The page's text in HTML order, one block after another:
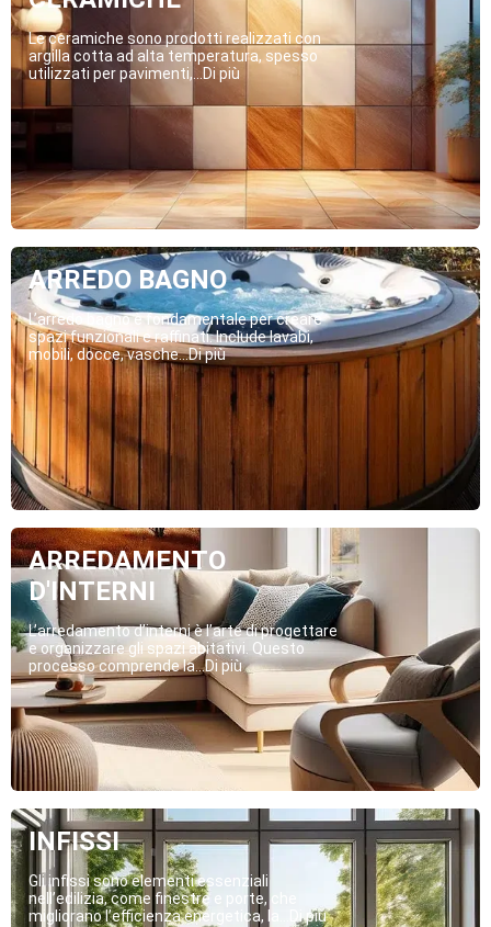
Le ceramiche sono prodotti realizzati con
argilla cotta ad alta temperatura, spesso
utilizzati per pavimenti,...Di più
ARREDO BAGNO
L’arredo bagno è fondamentale per creare
spazi funzionali e raffinati. Include lavabi,
mobili, docce, vasche...Di più
ARREDAMENTO
D'INTERNI
L’arredamento d’interni è l’arte di progettare
e organizzare gli spazi abitativi. Questo
processo comprende la...Di più
INFISSI
Gli infissi sono elementi essenziali
nell’edilizia, come finestre e porte, che
migliorano l’efficienza energetica, la...Di più